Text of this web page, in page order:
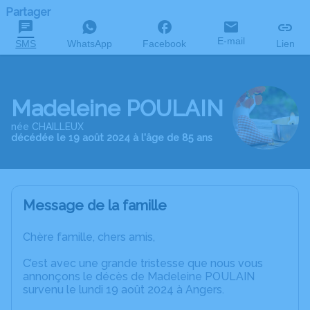
Partager
SMS WhatsApp Facebook E-mail Lien
Madeleine POULAIN
née CHAILLEUX
décédée le 19 août 2024 à l'âge de 85 ans
Message de la famille
Chère famille, chers amis,
C’est avec une grande tristesse que nous vous
annonçons le décès de Madeleine POULAIN
survenu le lundi 19 août 2024 à Angers.